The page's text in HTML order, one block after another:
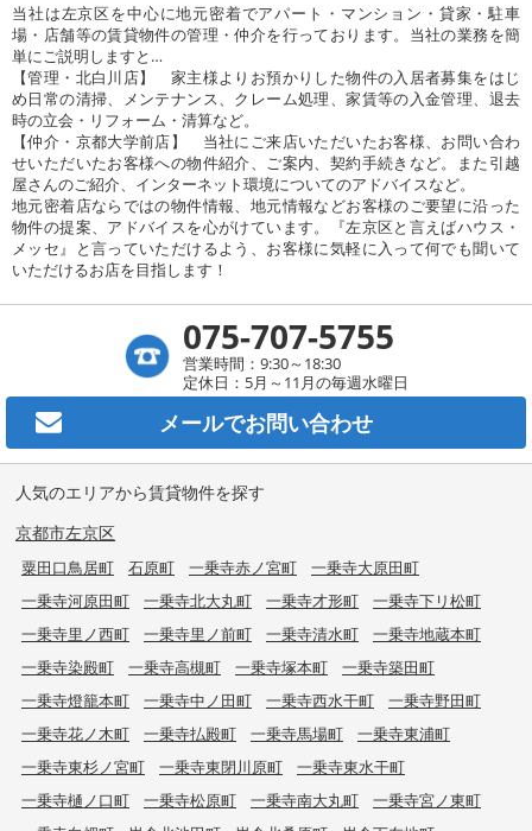
当社は左京区を中心に地元密着でアパート・マンション・貸家・駐車
場・店舗等の賃貸物件の管理・仲介を行っております。当社の業務を簡
単にご説明しますと…
【管理・北白川店】 家主様よりお預かりした物件の入居者募集をはじ
め日常の清掃、メンテナンス、クレーム処理、家賃等の入金管理、退去
時の立会・リフォーム・清算など。
【仲介・京都大学前店】 当社にご来店いただいたお客様、お問い合わ
せいただいたお客様への物件紹介、ご案内、契約手続きなど。また引越
屋さんのご紹介、インターネット環境についてのアドバイスなど。
地元密着店ならではの物件情報、地元情報などお客様のご要望に沿った
物件の提案、アドバイスを心がけています。『左京区と言えばハウス・
メッセ』と言っていただけるよう、お客様に気軽に入って何でも聞いて
いただけるお店を目指します！
075-707-5755
営業時間：9:30～18:30
定休日：5月～11月の毎週水曜日
メールでお問い合わせ
人気のエリアから賃貸物件を探す
京都市左京区
粟田口鳥居町 石原町 一乗寺赤ノ宮町
一乗寺大原田町
一乗寺河原田町
一乗寺北大丸町 一乗寺才形町
一乗寺下リ松町
一乗寺里ノ西町
一乗寺里ノ前町 一乗寺清水町
一乗寺地蔵本町
一乗寺染殿町
一乗寺高槻町 一乗寺塚本町
一乗寺築田町
一乗寺燈籠本町
一乗寺中ノ田町 一乗寺西水干町
一乗寺野田町
一乗寺花ノ木町
一乗寺払殿町 一乗寺馬場町
一乗寺東浦町
一乗寺東杉ノ宮町
一乗寺東閉川原町
一乗寺東水干町
一乗寺樋ノ口町
一乗寺松原町 一乗寺南大丸町
一乗寺宮ノ東町